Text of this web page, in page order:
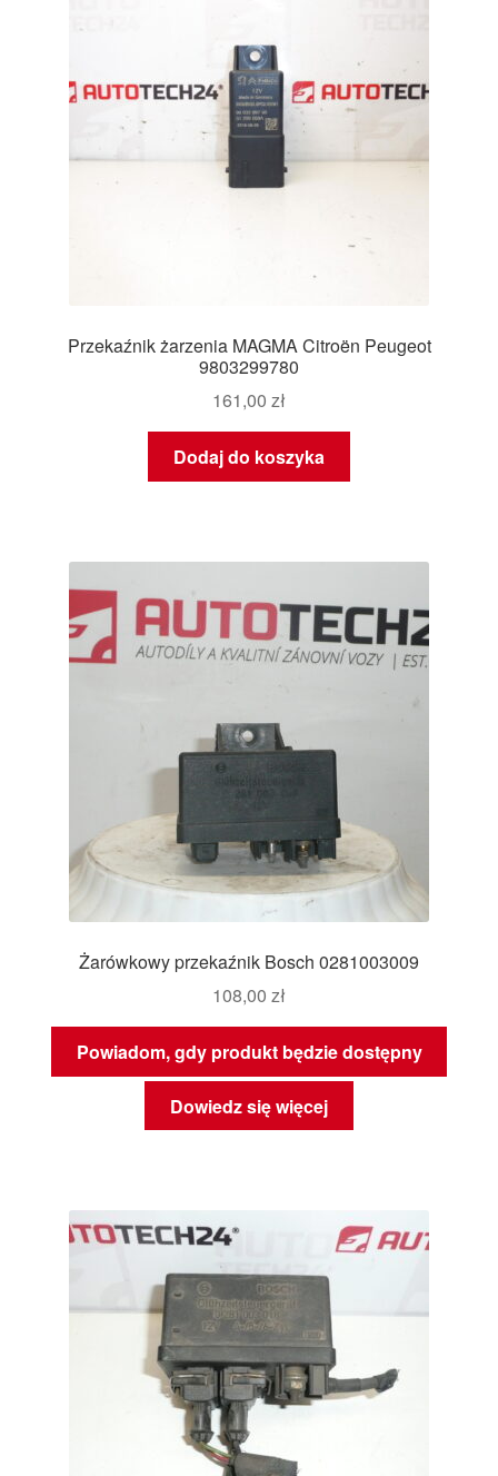
Przekaźnik żarzenia MAGMA Citroën Peugeot
9803299780
161,00 zł
Dodaj do koszyka
Żarówkowy przekaźnik Bosch 0281003009
108,00 zł
Powiadom, gdy produkt będzie dostępny
Dowiedz się więcej